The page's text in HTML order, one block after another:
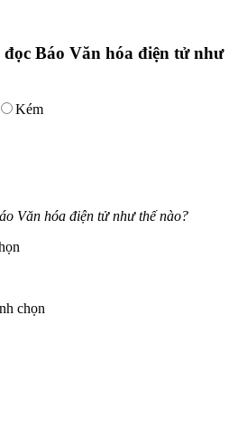
Báo Văn hóa điện tử như
Kém
Văn hóa điện tử như thế nào?
chọn